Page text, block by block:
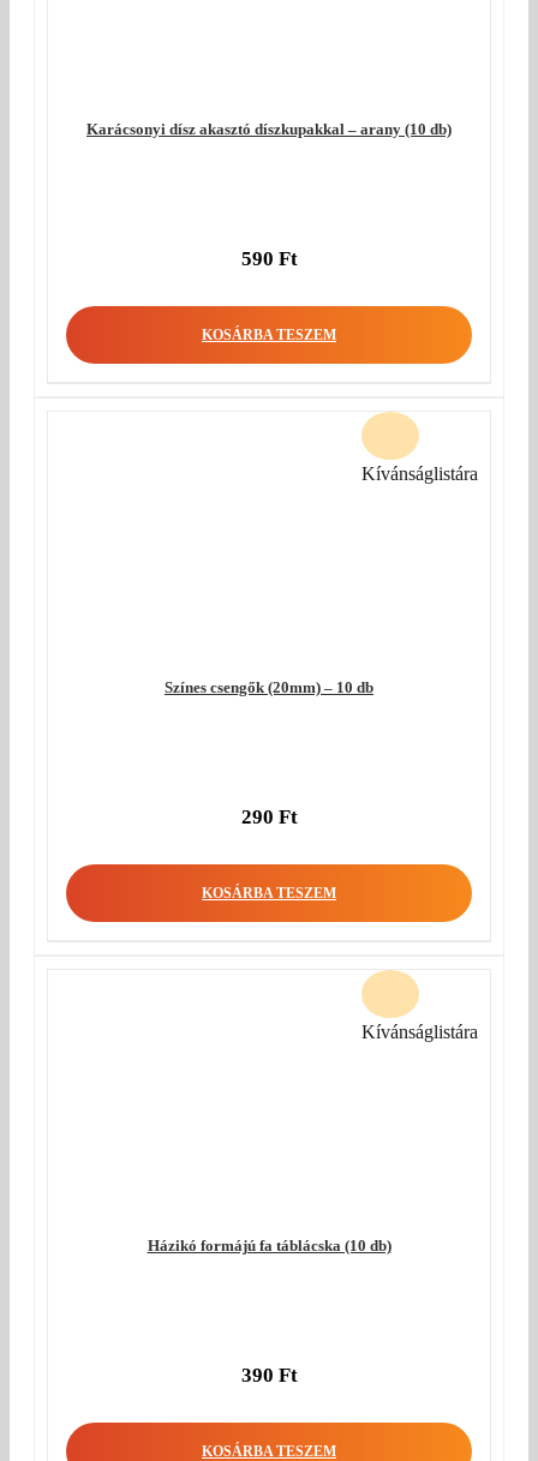
Karácsonyi dísz akasztó díszkupakkal – arany (10 db)
590 Ft
KOSÁRBA TESZEM
Színes csengők (20mm) – 10 db
290 Ft
KOSÁRBA TESZEM
Kívánságlistára
Házikó formájú fa táblácska (10 db)
390 Ft
KOSÁRBA TESZEM
Kívánságlistára